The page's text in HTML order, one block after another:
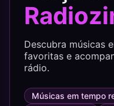
Descubra músicas
favoritas e
rádio.
Músicas em tempo